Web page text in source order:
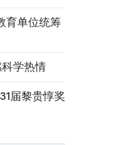
育单位统筹
学热情
届黎贵惇奖